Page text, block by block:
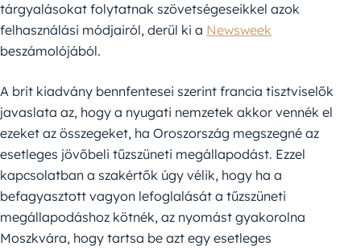
tárgyalásokat folytatnak szövetségeseikkel azok
felhasználási módjairól, derül ki a Newsweek
beszámolójából.
A brit kiadvány bennfentesei szerint francia tisztviselők
javaslata az, hogy a nyugati nemzetek akkor vennék el
ezeket az összegeket, ha Oroszország megszegné az
esetleges jövőbeli tűzszüneti megállapodást. Ezzel
kapcsolatban a szakértők úgy vélik, hogy ha a
befagyasztott vagyon lefoglalását a tűzszüneti
megállapodáshoz kötnék, az nyomást gyakorolna
Moszkvára, hogy tartsa be azt egy esetleges